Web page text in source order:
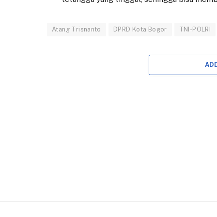
Atang Trisnanto DPRD Kota Bogor TNI-POLRI